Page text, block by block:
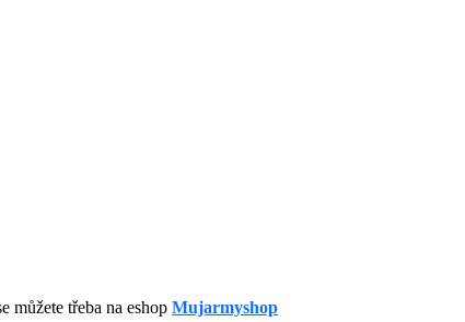
můžete třeba na eshop Mujarmyshop